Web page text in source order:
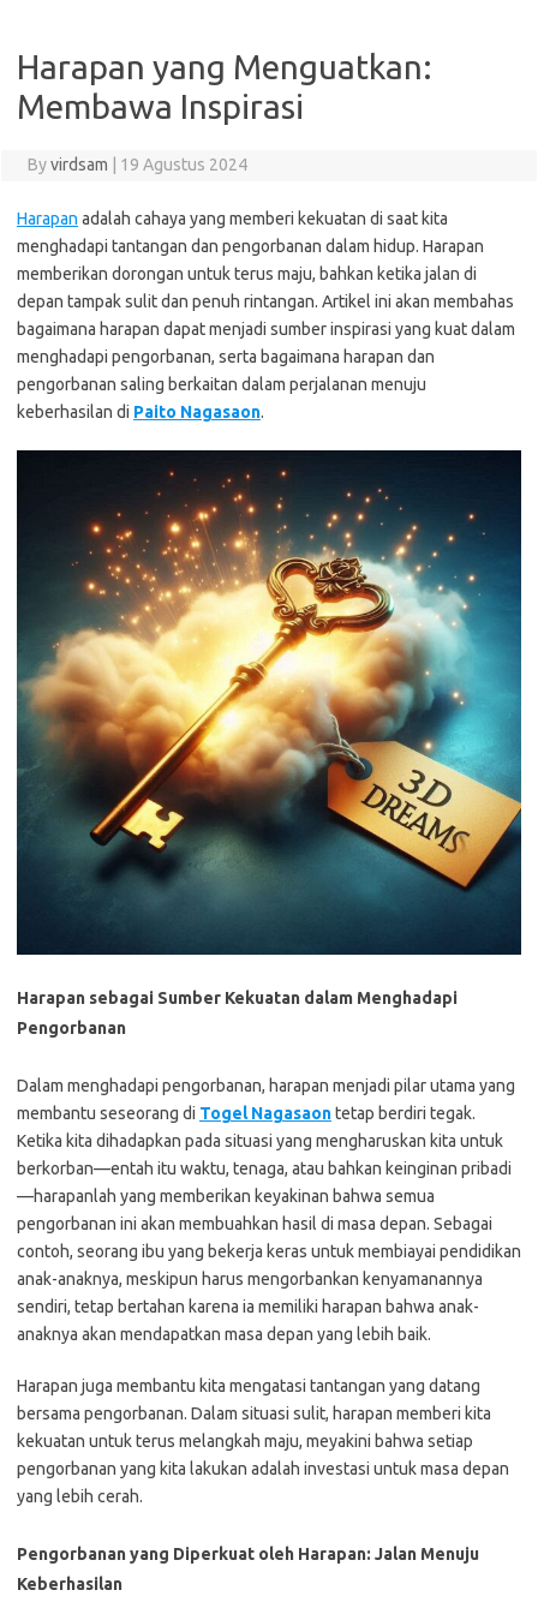
Harapan yang Menguatkan:
Membawa Inspirasi
Byvirdsam 19 Agustus 2024
Harapan adalah cahaya yang memberi kekuatan di saat kita
menghadapi tantangan dan pengorbanan dalam hidup. Harapan
memberikan dorongan untuk terus maju, bahkan ketika jalan di
depan tampak sulit dan penuh rintangan. Artikel ini akan membahas
bagaimana harapan dapat menjadi sumber inspirasi yang kuat dalam
menghadapi pengorbanan, serta bagaimana harapan dan
pengorbanan saling berkaitan dalam perjalanan menuju
keberhasilan di Paito Nagasaon.
Harapan sebagai Sumber Kekuatan dalam Menghadapi
Pengorbanan
Dalam menghadapi pengorbanan, harapan menjadi pilar utama yang
membantu seseorang di Togel Nagasaontetap berdiri tegak.
Ketika kita dihadapkan pada situasi yang mengharuskan kita untuk
berkorban—entah itu waktu, tenaga, atau bahkan keinginan pribadi
—harapanlah yang memberikan keyakinan bahwa semua
pengorbanan ini akan membuahkan hasil di masa depan. Sebagai
contoh, seorang ibu yang bekerja keras untuk membiayai pendidikan
anak-anaknya, meskipun harus mengorbankan kenyamanannya
sendiri, tetap bertahan karena ia memiliki harapan bahwa anak-
anaknya akan mendapatkan masa depan yang lebih baik.
Harapan juga membantu kita mengatasi tantangan yang datang
bersama pengorbanan. Dalam situasi sulit, harapan memberi kita
kekuatan untuk terus melangkah maju, meyakini bahwa setiap
pengorbanan yang kita lakukan adalah investasi untuk masa depan
yang lebih cerah.
Pengorbanan yang Diperkuat oleh Harapan: Jalan Menuju
Keberhasilan